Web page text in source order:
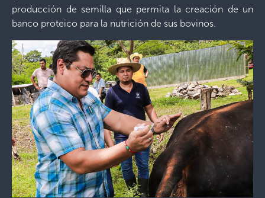
producción de semilla que permita la creación de un
banco proteico para la nutrición de sus bovinos.